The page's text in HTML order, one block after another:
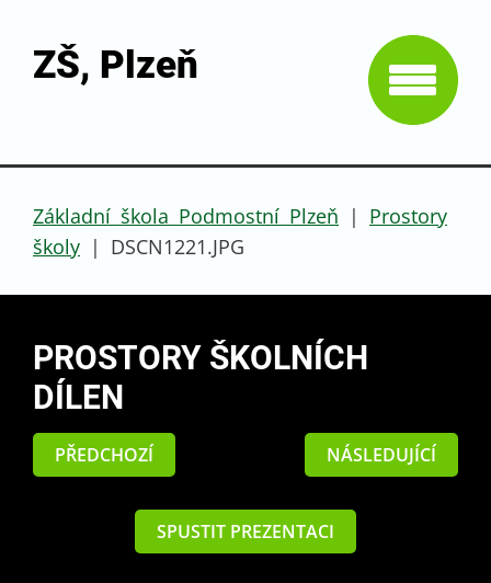
ZŠ, Plzeň
Základní škola Podmostní Plzeň | Prostory
školy | DSCN1221.JPG
PROSTORY ŠKOLNÍCH
DÍLEN
PŘEDCHOZÍ NÁSLEDUJÍCÍ
SPUSTIT PREZENTACI